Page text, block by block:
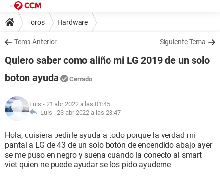
Foros Hardware
Tema Anterior Siguiente Tema
Quiero saber como aliño mi LG 2019 de un solo
boton ayuda
Cerrado
Luis - 21 abr 2022 a las 01:45
Luis - 23 abr 2022 a las 23:47
Hola, quisiera pedirle ayuda a todo porque la verdad mi
pantalla LG de 43 de un solo botón de encendido abajo ayer
se me puso en negro y suena cuando la conecto al smart
viet quien ne puede ayudar se los pido ayudeme